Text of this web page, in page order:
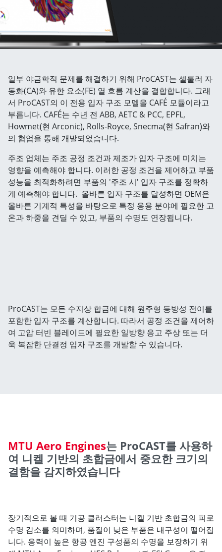
일부 야금학적 문제를 해결하기 위해 ProCAST는 셀룰러 자
동화(CA)와 유한 요소(FE) 열 흐름 계산을 결합합니다. 그래
서 ProCAST의 이 전용 입자 구조 모델을 CAFÉ 모듈이라고
부릅니다. CAFÉ는 수년 전 ABB, AETC & PCC, EPFL,
Howmet(현 Arconic), Rolls-Royce, Snecma(현 Safran)와
의 협업을 통해 개발되었습니다.
주조 업체는 주조 공정 조건과 제조가 입자 구조에 미치는
영향을 예측해야 합니다. 이러한 공정 조건을 제어하고 부품
성능을 최적화하려면 부품의 '주조 시' 입자 구조를 정확하
게 예측해야 합니다. 올바른 입자 구조를 달성하면 OEM은
올바른 기계적 특성을 바탕으로 특정 응용 분야에 필요한 고
온과 하중을 견딜 수 있고, 부품의 수명도 연장됩니다.
ProCAST는 모든 수지상 합금에 대해 원주형 등방성 전이를
포함한 입자 구조를 계산합니다. 따라서 공정 조건을 제어하
여 고압 터빈 블레이드에 필요한 일방향 응고 주상 또는 더
욱 복잡한 단결정 입자 구조를 개발할 수 있습니다.
MTU Aero Engines는 ProCAST를 사용하
여 니켈 기반의 초합금에서 중요한 크기의
결함을 감지하였습니다
장기적으로 볼 때 기공 클러스터는 니켈 기반 초합금의 피로
수명 감소를 의미하며, 품질이 낮은 부품은 내구성이 떨어집
니다. 응력이 높은 항공 엔진 구성품의 수명을 보장하기 위